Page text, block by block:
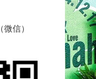
（微信）